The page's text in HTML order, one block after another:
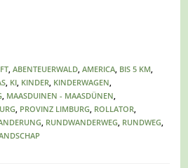
ABENTEUERWALD AMERICA BIS 5 KM
KI KINDER KINDERWAGEN
MAASDUINEN - MAASDÜNEN
PROVINZ LIMBURG ROLLATOR
RUNDWANDERWEG RUNDWEG